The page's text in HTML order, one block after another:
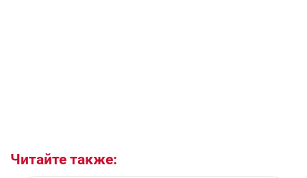
Читайте также: